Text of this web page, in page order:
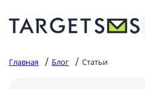
Главная / Блог / Статьи